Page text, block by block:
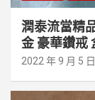
潤泰流當精
金 豪華鑽戒
2022 年 9 月 5 日